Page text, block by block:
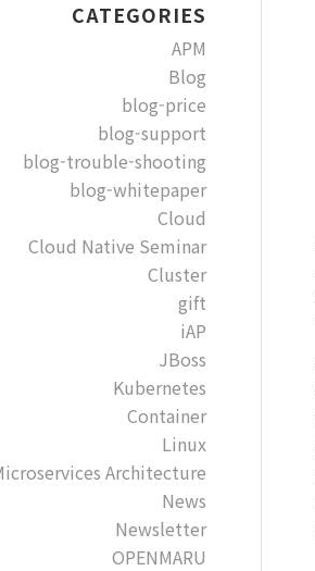
CATEGORIES
APM
Blog
blog-price
blog-support
blog-trouble-shooting
blog-whitepaper
Cloud
Cloud Native Seminar
Cluster
gift
iAP
JBoss
Kubernetes
Container
Linux
Architecture
News
Newsletter
OPENMARU